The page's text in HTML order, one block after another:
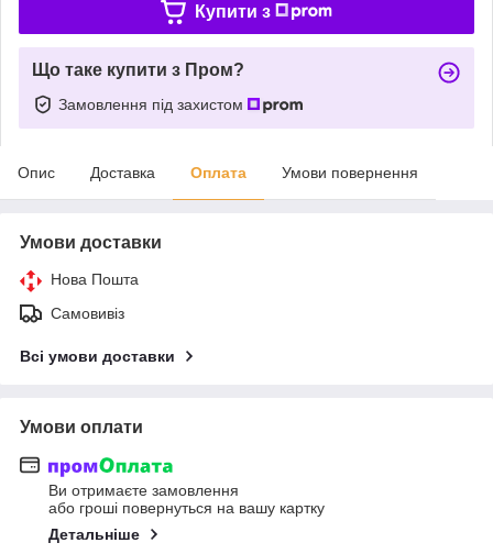
Купити з
Що таке купити з Пром?
Замовлення під захистом
Опис Доставка Оплата Умови повернення
Умови доставки
Нова Пошта
Самовивіз
Всі умови доставки
Умови оплати
Ви отримаєте замовлення
або гроші повернуться на вашу картку
Детальніше